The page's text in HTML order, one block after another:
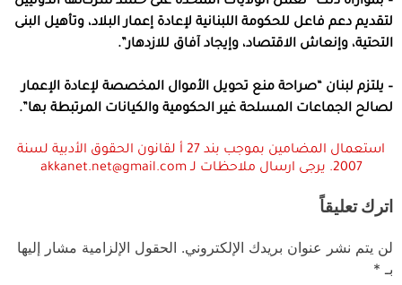
لتقديم دعم فاعل للحكومة اللبنانية لإعادة إعمار البلاد، وتأهيل البنى
التحتية، وإنعاش الاقتصاد، وإيجاد آفاق للازدهار”.
– يلتزم لبنان “صراحة منع تحويل الأموال المخصصة لإعادة الإعمار
لصالح الجماعات المسلحة غير الحكومية والكيانات المرتبطة بها”.
استعمال المضامين بموجب بند 27 أ لقانون الحقوق الأدبية لسنة
2007. يرجى ارسال ملاحظات لـ akkanet.net@gmail.com
اترك تعليقاً
لن يتم نشر عنوان بريدك الإلكتروني. الحقول الإلزامية مشار إليها
بـ *